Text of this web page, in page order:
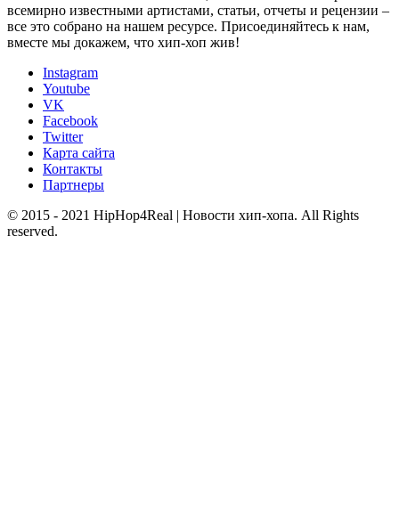
всемирно известными артистами, статьи, отчеты и рецензии –
все это собрано на нашем ресурсе. Присоединяйтесь к нам,
вместе мы докажем, что хип-хоп жив!
Instagram
Youtube
VK
Facebook
Twitter
Карта сайта
Контакты
Партнеры
© 2015 - 2021 HipHop4Real | Новости хип-хопа. All Rights
reserved.